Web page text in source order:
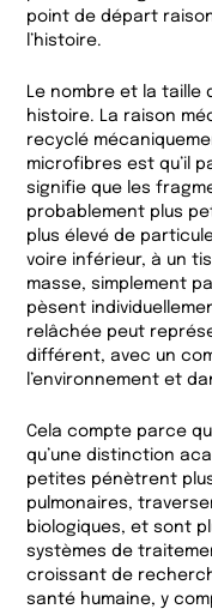
point de départ
l’histoire.
Le nombre et la
histoire. La raison
recyclé
microfibres est qu’il
signifie que les
probablement plus
plus élevé de
voire inférieur, à un
masse, simplement
pèsent
relâchée peut
différent, avec un
l’environnement et
Cela compte parce
qu’une distinction
petites pénètrent
pulmonaires,
biologiques, et sont
systèmes de
croissant de
santé humaine, y